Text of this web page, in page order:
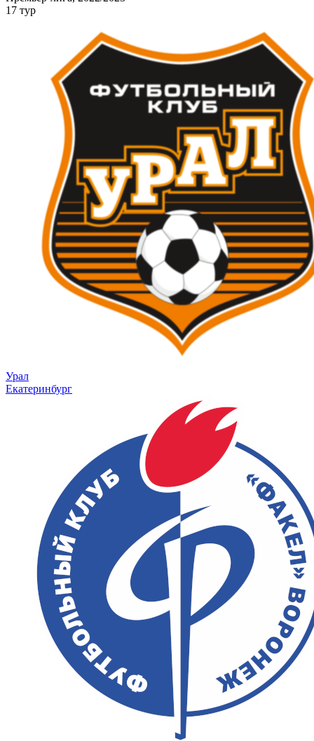
17 тур
Урал
Екатеринбург